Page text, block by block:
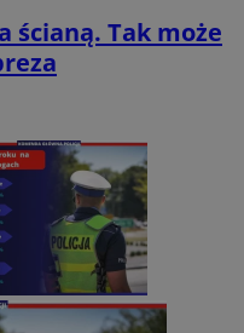
ścianą. Tak może